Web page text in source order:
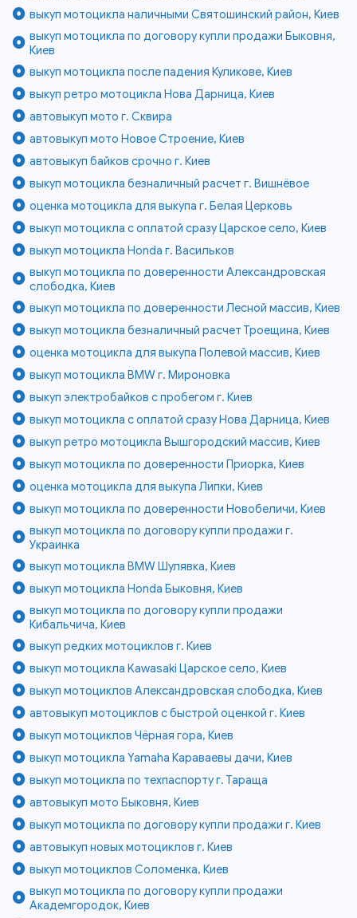
выкуп мотоцикла наличными Святошинский район, Киев
выкуп мотоцикла по договору купли продажи Быковня,
Киев
выкуп мотоцикла после падения Куликове, Киев
выкуп ретро мотоцикла Нова Дарница, Киев
автовыкуп мото г. Сквира
автовыкуп мото Новое Строение, Киев
автовыкуп байков срочно г. Киев
выкуп мотоцикла безналичный расчет г. Вишнёвое
оценка мотоцикла для выкупа г. Белая Церковь
выкуп мотоцикла с оплатой сразу Царское село, Киев
выкуп мотоцикла Honda г. Васильков
выкуп мотоцикла по доверенности Александровская
слободка, Киев
выкуп мотоцикла по доверенности Лесной массив, Киев
выкуп мотоцикла безналичный расчет Троещина, Киев
оценка мотоцикла для выкупа Полевой массив, Киев
выкуп мотоцикла BMW г. Мироновка
выкуп электробайков с пробегом г. Киев
выкуп мотоцикла с оплатой сразу Нова Дарница, Киев
выкуп ретро мотоцикла Вышгородский массив, Киев
выкуп мотоцикла по доверенности Приорка, Киев
оценка мотоцикла для выкупа Липки, Киев
выкуп мотоцикла по доверенности Новобеличи, Киев
выкуп мотоцикла по договору купли продажи г.
Украинка
выкуп мотоцикла BMW Шулявка, Киев
выкуп мотоцикла Honda Быковня, Киев
выкуп мотоцикла по договору купли продажи
Кибальчича, Киев
выкуп редких мотоциклов г. Киев
выкуп мотоцикла Kawasaki Царское село, Киев
выкуп мотоциклов Александровская слободка, Киев
автовыкуп мотоциклов с быстрой оценкой г. Киев
выкуп мотоциклов Чёрная гора, Киев
выкуп мотоцикла Yamaha Караваевы дачи, Киев
выкуп мотоцикла по техпаспорту г. Тараща
автовыкуп мото Быковня, Киев
выкуп мотоцикла по договору купли продажи г. Киев
автовыкуп новых мотоциклов г. Киев
выкуп мотоциклов Соломенка, Киев
выкуп мотоцикла по договору купли продажи
Академгородок, Киев